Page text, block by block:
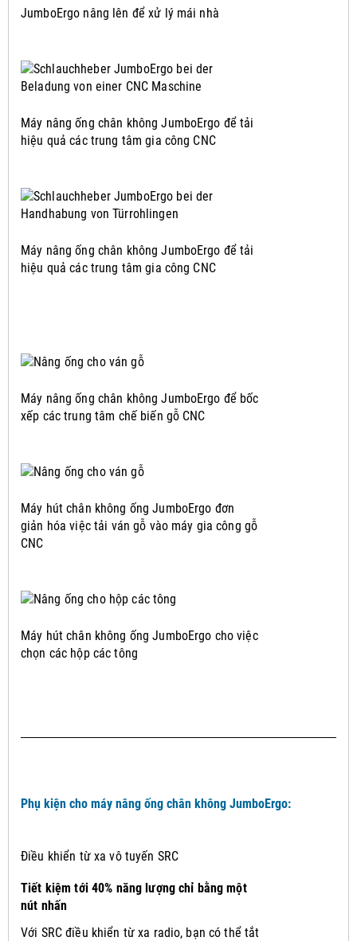
JumboErgo nâng lên để xử lý mái nhà
Máy nâng ống chân không JumboErgo để tải
hiệu quả các trung tâm gia công CNC
Máy nâng ống chân không JumboErgo để tải
hiệu quả các trung tâm gia công CNC
Máy nâng ống chân không JumboErgo để bốc
xếp các trung tâm chế biến gỗ CNC
Máy hút chân không ống JumboErgo đơn
giản hóa việc tải ván gỗ vào máy gia công gỗ
CNC
Máy hút chân không ống JumboErgo cho việc
chọn các hộp các tông
Phụ kiện cho máy nâng ống chân không JumboErgo:
Điều khiển từ xa vô tuyến SRC
Tiết kiệm tới 40% năng lượng chỉ bằng một
nút nhấn
Với SRC điều khiển từ xa radio, bạn có thể tắt